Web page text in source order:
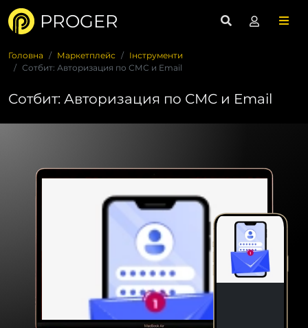
PROGER
Головна Маркетплейс
Інструменти
Сотбит: Авторизация по СМС и Email
Сотбит: Авторизация по СМС и Email